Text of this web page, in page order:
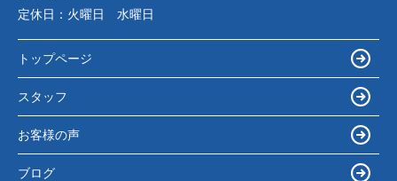
定休日： 火曜日 水曜日
トップページ
スタッフ
お客様の声
ブログ